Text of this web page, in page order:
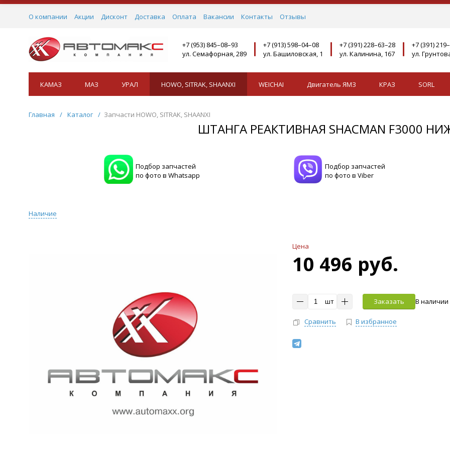
О компании Акции Дисконт Доставка Оплата Вакансии Контакты Отзывы
+7 (953) 845–08–93
ул. Семафорная, 289
+7 (913) 598–04–08
ул. Башиловская, 1
+7 (391) 228–63–28
ул. Калинина, 167
+7 (391)
ул.
КАМАЗ МАЗ УРАЛ HOWO, SITRAK, SHAANXI WEICHAI Двигатель ЯМЗ КРАЗ SORL
Главная / Каталог / Запчасти HOWO, SITRAK, SHAANXI
ШТАНГА РЕАКТИВНАЯ SHACMAN F3000
Подбор запчастей
по фото в Whatsapp
Подбор запчастей
по фото в Viber
Наличие
Цена
10 496 руб.
шт Заказать В наличии
Сравнить В избранное